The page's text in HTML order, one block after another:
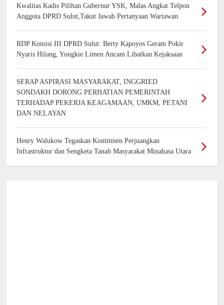
Kwalitas Kadis Pilihan Gubernur YSK, Malas Angkat Telpon
Anggota DPRD Sulut,Takut Jawab Pertanyaan Wartawan
RDP Komisi III DPRD Sulut: Berty Kapoyos Geram Pokir
Nyaris Hilang, Yongkie Limen Ancam Libatkan Kejaksaan
SERAP ASPIRASI MASYARAKAT, INGGRIED
SONDAKH DORONG PERHATIAN PEMERINTAH
TERHADAP PEKERJA KEAGAMAAN, UMKM, PETANI
DAN NELAYAN
Henry Walukow Tegaskan Komitmen Perjuangkan
Infrastruktur dan Sengketa Tanah Masyarakat Minahasa Utara